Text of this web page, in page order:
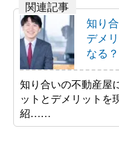
知り
デメ
なる？
知り合いの不動産屋
ットとデメリットを
紹……